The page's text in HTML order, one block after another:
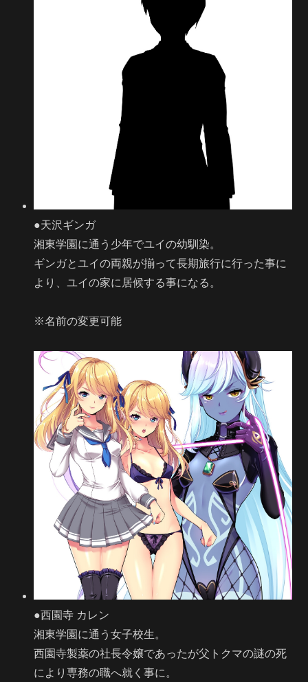
●天沢ギンガ
湘東学園に通う少年でユイの幼馴染。
ギンガとユイの両親が揃って長期旅行に行った事に
より、ユイの家に居候する事になる。
※名前の変更可能
●西園寺 カレン
湘東学園に通う女子校生。
西園寺製薬の社長令嬢であったが父トクマの謎の死
により専務の職へ就く事に。